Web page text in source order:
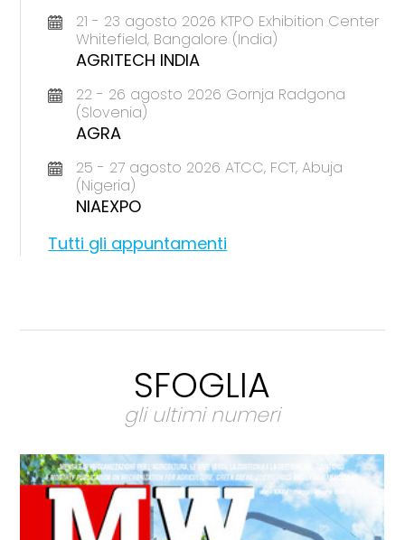
21 - 23 agosto 2026 KTPO Exhibition Center
Whitefield, Bangalore (India)
AGRITECH INDIA
22 - 26 agosto 2026 Gornja Radgona
(Slovenia)
AGRA
25 - 27 agosto 2026 ATCC, FCT, Abuja
(Nigeria)
NIAEXPO
Tutti gli appuntamenti
SFOGLIA
gli ultimi numeri